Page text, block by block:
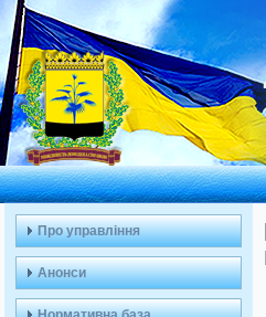
Про управління
Анонси